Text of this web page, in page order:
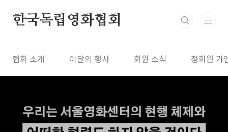
한국독립영화협회
협회 소개 이달의 행사 회원 소식 정회원 가